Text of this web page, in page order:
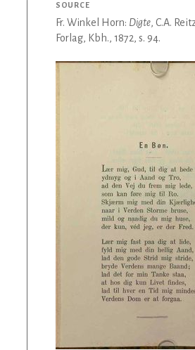
SOURCE
Fr. Winkel Horn: Digte, C.A.
Forlag, Kbh., 1872, s. 94.